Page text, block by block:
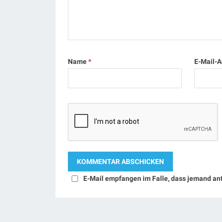
Name* E-Mail-
E-Mail empfangen im Falle, dass jemand